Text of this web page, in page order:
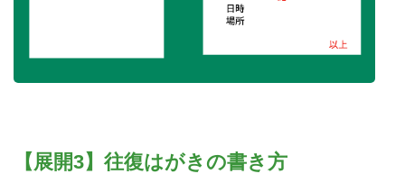
【展開3】往復はがきの書き方